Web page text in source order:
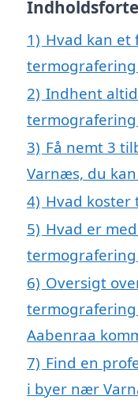
1) Hvad kan et
2) Indhent
3) Få nemt 3
Varnæs, du
4) Hvad
5) Hvad er
6) Oversigt
Aabenraa
7) Find en
i byer nær